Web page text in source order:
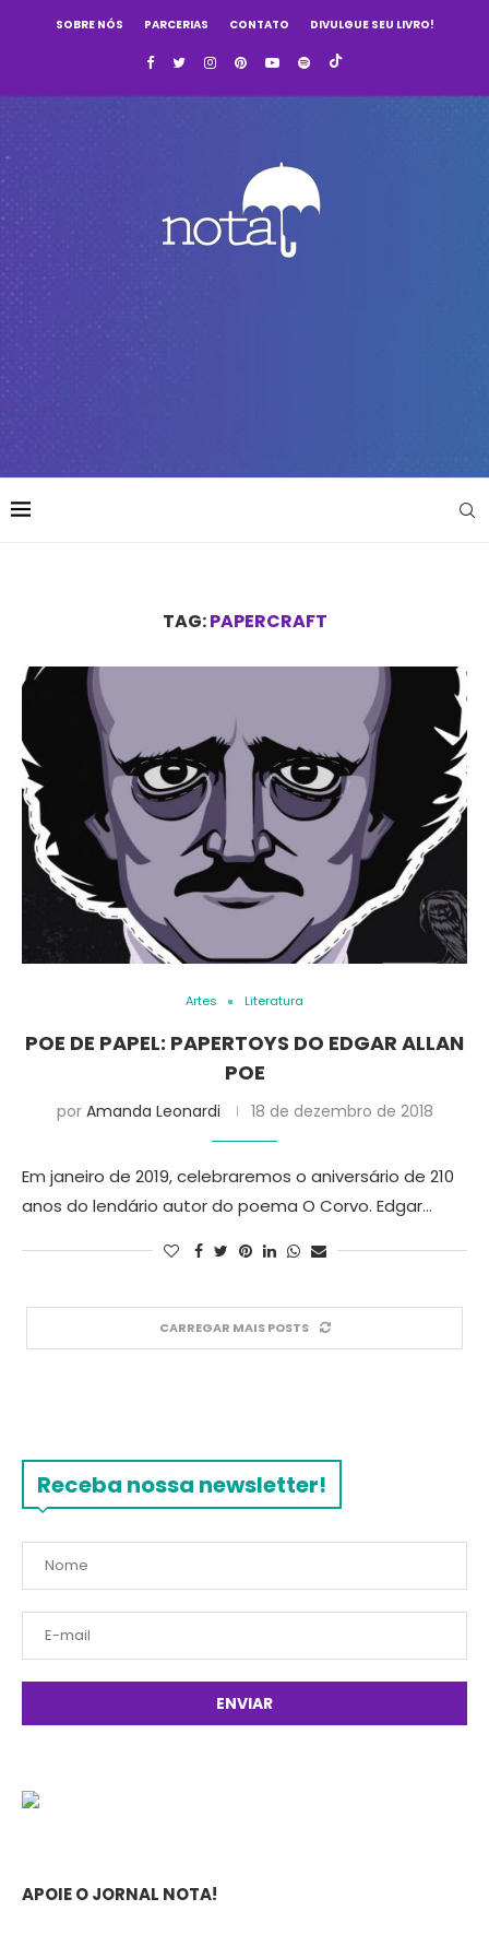
SOBRE NÓS PARCERIAS CONTATO DIVULGUE SEU LIVRO!
TAG:PAPERCRAFT
Artes Literatura
POE DE PAPEL: PAPERTOYS DO EDGAR ALLAN
POE
por Amanda Leonardi 18 de dezembro de 2018
Em janeiro de 2019, celebraremos o aniversário de 210
anos do lendário autor do poema O Corvo. Edgar…
CARREGAR MAIS POSTS
Receba nossa newsletter!
APOIE O JORNAL NOTA!